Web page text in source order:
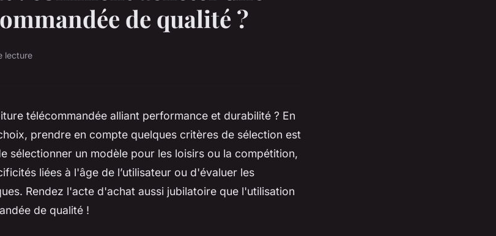
de qualité ?
lecture
télécommandée alliant performance et durabilité ? En
prendre en compte quelques critères de sélection est
sélectionner un modèle pour les loisirs ou la compétition,
liées à l'âge de l’utilisateur ou d'évaluer les
Rendez l'acte d'achat aussi jubilatoire que l'utilisation
de qualité !